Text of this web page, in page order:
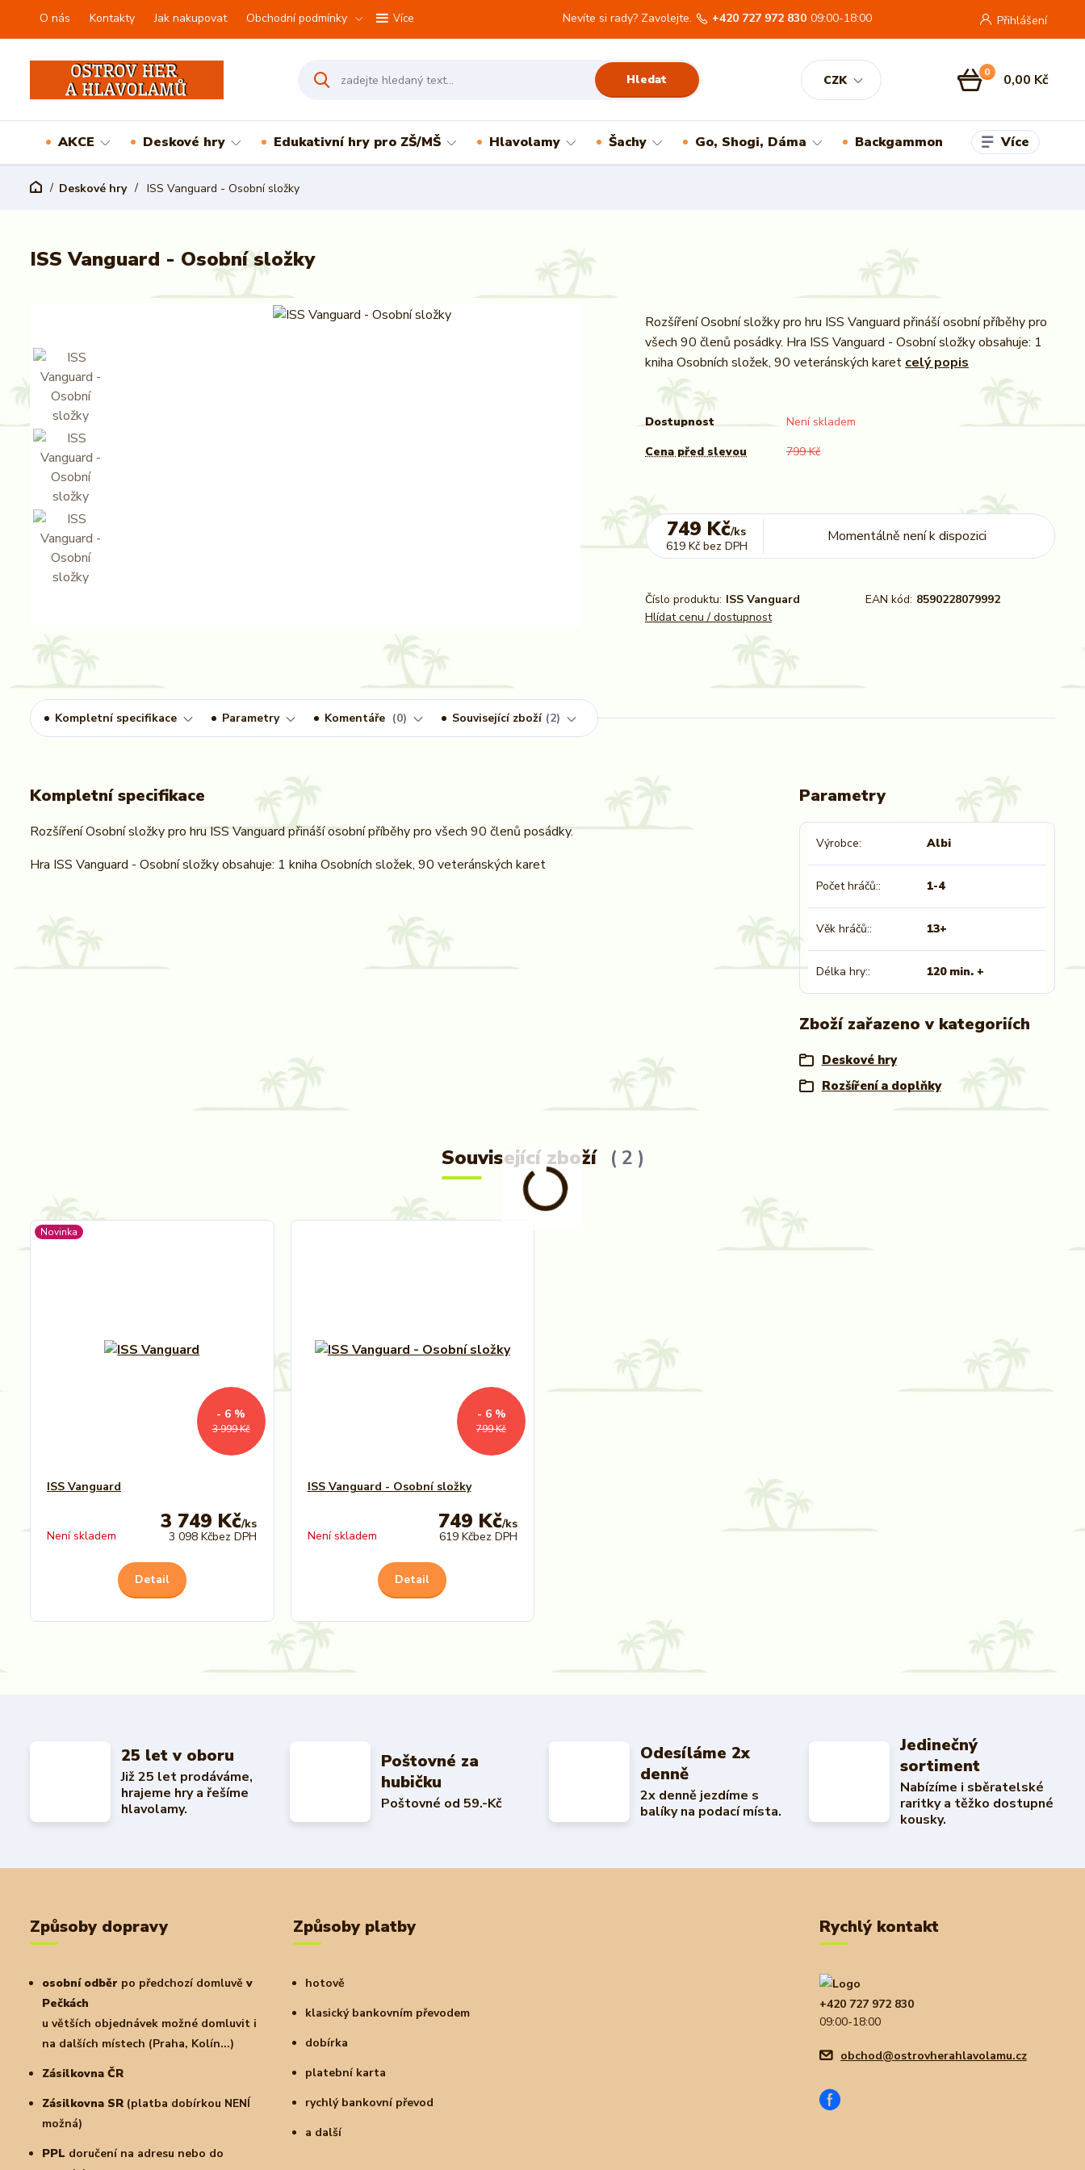
O nás Kontakty Jak nakupovat Obchodní podmínky Více
CZK
Přihlášení
Hledat
Nevíte si rady? Zavolejte. +420 727 972 830 09:00-18:00
0 0,00 Kč
AKCE Deskové hry Edukativní hry pro ZŠ/MŠ Hlavolamy Šachy Go, Shogi, Dáma Backgammon Více
Deskové hry ISS Vanguard - Osobní složky
ISS Vanguard - Osobní složky
Rozšíření Osobní složky pro hru ISS Vanguard přináší osobní příběhy pro
všech 90 členů posádky. Hra ISS Vanguard - Osobní složky obsahuje: 1
kniha Osobních složek, 90 veteránských karet celý popis
Dostupnost
Není skladem
Cena před slevou
799 Kč
749 Kč/ks
619 Kč bez DPH
Momentálně není k dispozici
Číslo produktu: ISS Vanguard EAN kód: 8590228079992
Hlídat cenu / dostupnost
Kompletní specifikace Parametry Komentáře 0 Související zboží 2
Kompletní specifikace
Rozšíření Osobní složky pro hru ISS Vanguard přináší osobní příběhy pro všech 90 členů posádky.
Hra ISS Vanguard - Osobní složky obsahuje: 1 kniha Osobních složek, 90 veteránských karet
Parametry
Výrobce Albi
Počet hráčů: 1-4
Věk hráčů: 13+
Délka hry: 120 min. +
Zboží zařazeno v kategoriích
Deskové hry
Rozšíření a doplňky
Související zboží 2
Novinka
3 999 Kč
- 6 %
ISS Vanguard
3 749 Kč/ks
3 098 Kčbez DPH
Není skladem
Detail
799 Kč
- 6 %
ISS Vanguard - Osobní složky
749 Kč/ks
619 Kčbez DPH
Není skladem
Detail
25 let v oboru
Již 25 let prodáváme,
hrajeme hry a řešíme
hlavolamy.
Poštovné za
hubičku
Poštovné od 59.-Kč
Odesíláme 2x
denně
2x denně jezdíme s
balíky na podací místa.
Jedinečný
sortiment
Nabízíme i sběratelské
raritky a těžko dostupné
kousky.
Způsoby dopravy
osobní odběr po předchozí domluvě v
Pečkách
u větších objednávek možné domluvit i
na dalších místech (Praha, Kolín...)
Zásilkovna ČR
Zásilkovna SR (platba dobírkou NENÍ
možná)
PPL doručení na adresu nebo do
Způsoby platby
hotově
klasický bankovním převodem
dobírka
platební karta
rychlý bankovní převod
a další
Rychlý kontakt
+420 727 972 830
09:00-18:00
obchod@ostrovherahlavolamu.cz